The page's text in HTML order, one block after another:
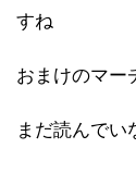
すね
おまけのマー
まだ読んでい